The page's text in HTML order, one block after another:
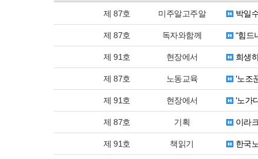
제 87호 미주알고주알 박일
제 87호 독자와함께 “힘드
제 91호 현장에서 희생
제 87호 노동교육 '노조
제 91호 현장에서 '노가
제 87호 기획 이라
제 91호 책읽기 한국